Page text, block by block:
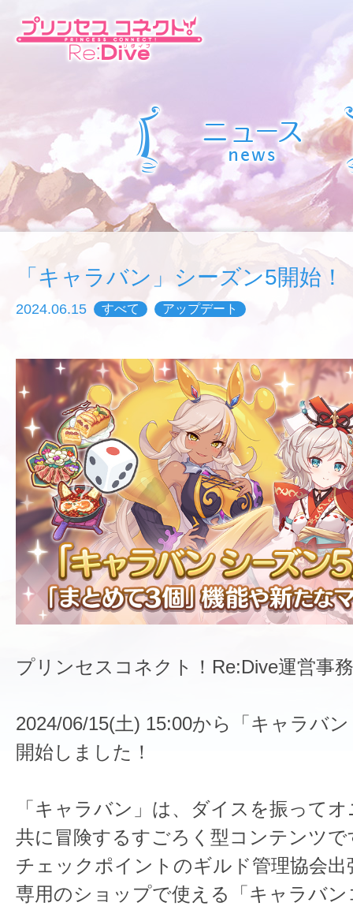
「キャラバン」シーズン5開始！
2024.06.15 すべて アップデート
プリンセスコネクト！Re:Dive運営事
2024/06/15(土) 15:00から「キャラバ
開始しました！
「キャラバン」は、ダイスを振って
共に冒険するすごろく型コンテンツで
チェックポイントのギルド管理協会出
専用のショップで使える「キャラバ